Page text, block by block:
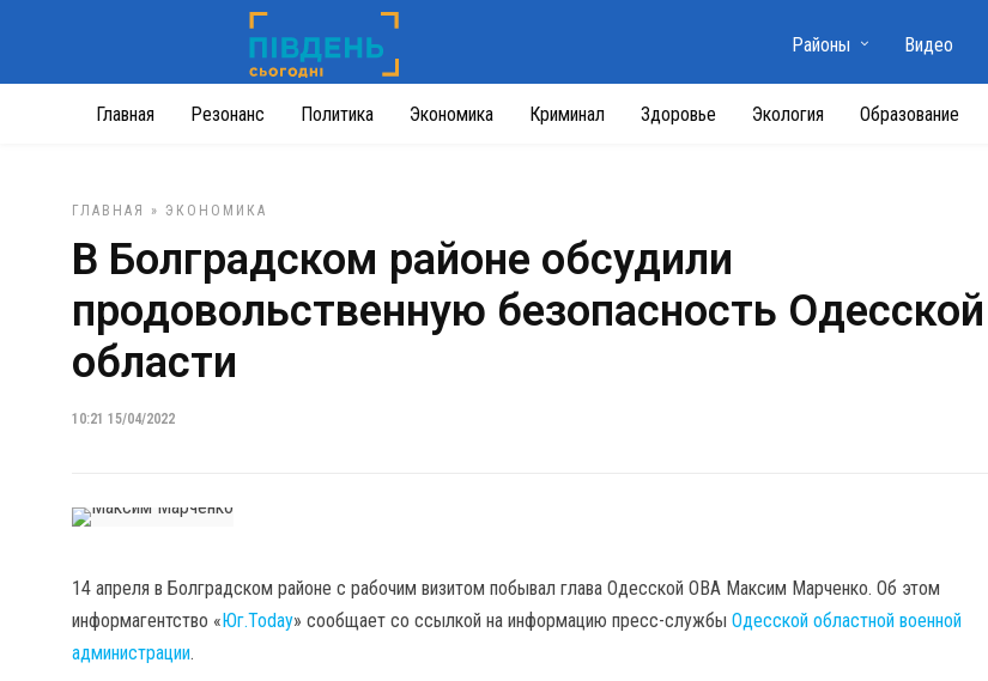
Главная Резонанс Политика Экономика Криминал Здоровье Экология Образование
Районы Видео
ГЛАВНАЯ » ЭКОНОМИКА
В Болградском районе обсудили
продовольственную безопасность Одесской
области
10:21 15/04/2022
14 апреля в Болградском районе с рабочим визитом побывал глава Одесской ОВА Максим Марченко. Об этом
информагентство «Юг.Today» сообщает со ссылкой на информацию пресс-службы Одесской областной военной
администрации.